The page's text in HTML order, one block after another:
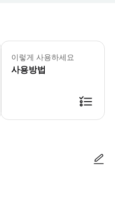
- 주소는 예약 후 공유됩니다. - 식사
이렇게 사용하세요
사용방법